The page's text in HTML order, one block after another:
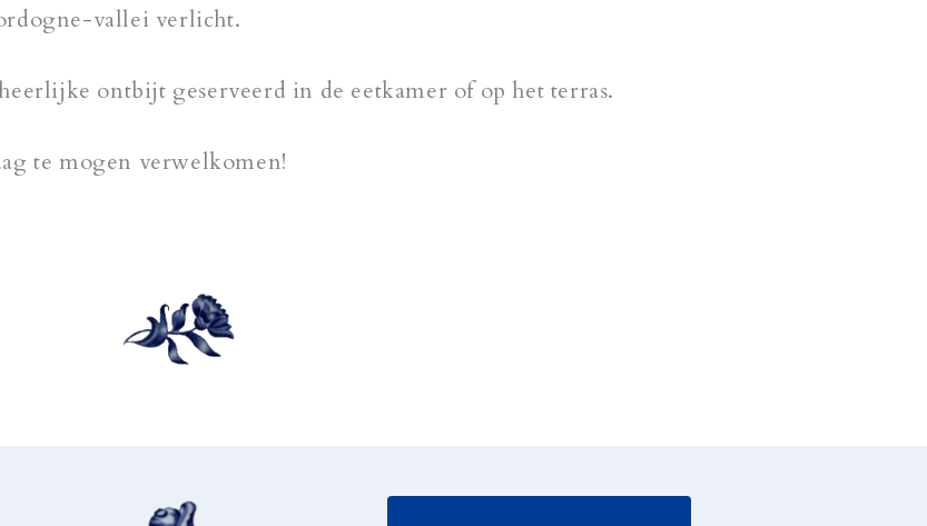
vallei verlicht.
ontbijt geserveerd in de eetkamer of op het terras.
te mogen verwelkomen!